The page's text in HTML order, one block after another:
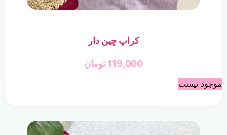
کراپ چین دار
119,000 تومان
موجود نیست